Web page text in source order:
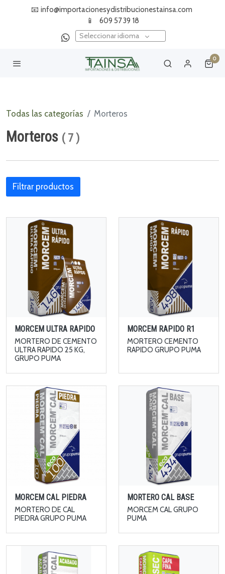
📧 info@importacionesydistribucionestainsa.com
📱
609 57 39 18
Seleccionar idioma
0
Todas las categorías Morteros
Morteros ( 7 )
Filtrar productos
MORCEM ULTRA RAPIDO
MORTERO DE CEMENTO
ULTRA RAPIDO 25 KG,
GRUPO PUMA
MORCEM RAPIDO R1
MORTERO CEMENTO
RAPIDO GRUPO PUMA
MORCEM CAL PIEDRA
MORTERO DE CAL
PIEDRA GRUPO PUMA
MORTERO CAL BASE
MORCEM CAL GRUPO
PUMA